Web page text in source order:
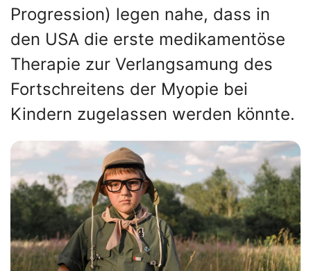
Progression) legen nahe, dass in
den USA die erste medikamentöse
Therapie zur Verlangsamung des
Fortschreitens der Myopie bei
Kindern zugelassen werden könnte.